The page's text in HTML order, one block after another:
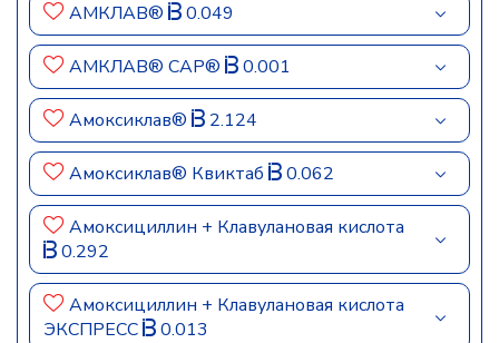
АМКЛАВ® 0.049
АМКЛАВ® САР® 0.001
Амоксиклав® 2.124
Амоксиклав® Квиктаб 0.062
Амоксициллин + Клавулановая кислота
0.292
Амоксициллин + Клавулановая кислота
ЭКСПРЕСС
0.013